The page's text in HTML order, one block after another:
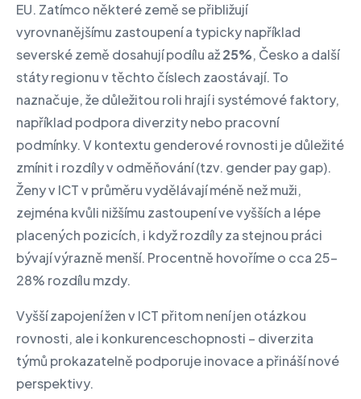
EU. Zatímco některé země se přibližují
vyrovnanějšímu zastoupení a typicky například
severské země dosahují podílu až25%, Česko a další
státy regionu v těchto číslech zaostávají. To
naznačuje, že důležitou roli hrají i systémové faktory,
například podpora diverzity nebo pracovní
podmínky. V kontextu genderové rovnosti je důležité
zmínit i rozdíly v odměňování (tzv. gender pay gap).
Ženy v ICT v průměru vydělávají méně než muži,
zejména kvůli nižšímu zastoupení ve vyšších a lépe
placených pozicích, i když rozdíly za stejnou práci
bývají výrazně menší. Procentně hovoříme o cca 25-
28% rozdílu mzdy.
Vyšší zapojení žen v ICT přitom není jen otázkou
rovnosti, ale i konkurenceschopnosti – diverzita
týmů prokazatelně podporuje inovace a přináší nové
perspektivy.